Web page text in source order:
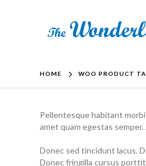
HOME WOO PRODUCT
Pellentesque habitant
amet quam egestas
Donec sed tincidunt lacus.
Donec fringilla cursus